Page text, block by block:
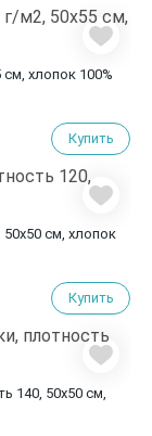
хлопок 100%
Купить
см, хлопок
Купить
140, 50х50 см,